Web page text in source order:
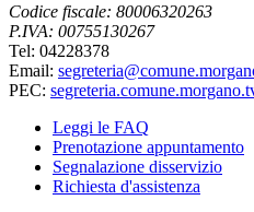
Codice fiscale: 80006320263
P.IVA: 00755130267
Tel: 04228378
Email:
PEC:
Leggi le FAQ
Prenotazione appuntamento
Segnalazione disservizio
Richiesta d'assistenza